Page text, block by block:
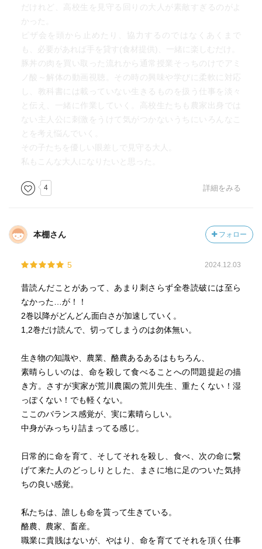
だけれど、高校生を見守る回りの大人が素敵すぎるのがよ
かった。
ピザ会を頭から止めたり、協力するのではなくあくまで
も、必要があれば手を貸す(食材提供)、一緒に楽しむだけ。
豚丼の肉を買い取った流れから通常授業そっちのけでアミ
ノ酸～解体の動画視聴。その時の興味や学びに柔軟に対応
し、教科書には載っていない生きるものを扱う仕事を淡々
と伝え、一緒に作業していく。高校生たちも農家出身では
ない主人公に刺激をうけて気がつかないうちにいろんなこ
とを考え悩んでいく。
その子たちを優しい眼差しで見守る大人。
私もこんな大人になりたいと思った。
4 詳細をみる
本棚さん フォロー
5 2024.12.03
昔読んだことがあって、あまり刺さらず全巻読破には至ら
なかった…が！！
2巻以降がどんどん面白さが加速していく。
1,2巻だけ読んで、切ってしまうのは勿体無い。
生き物の知識や、農業、酪農あるあるはもちろん、
素晴らしいのは、命を殺して食べることへの問題提起の描
き方。さすが実家が荒川農園の荒川先生、重たくない！湿
っぽくない！でも軽くない。
ここのバランス感覚が、実に素晴らしい。
中身がみっちり詰まってる感じ。
日常的に命を育て、そしてそれを殺し、食べ、次の命に繋
げて来た人のどっしりとした、まさに地に足のついた気持
ちの良い感覚。
私たちは、誰しも命を貰って生きている。
酪農、農家、畜産。
職業に貴賎はないが、やはり、命を育ててそれを頂く仕事